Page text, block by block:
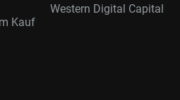
Kauf
Western Digital Capital